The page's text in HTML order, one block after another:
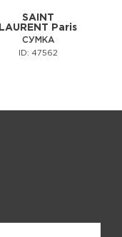
SAINT
LAURENT Paris
СУМКА
ID: 47562